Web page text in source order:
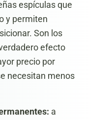
espículas que
y permiten
Son los
efecto
precio por
necesitan menos
a